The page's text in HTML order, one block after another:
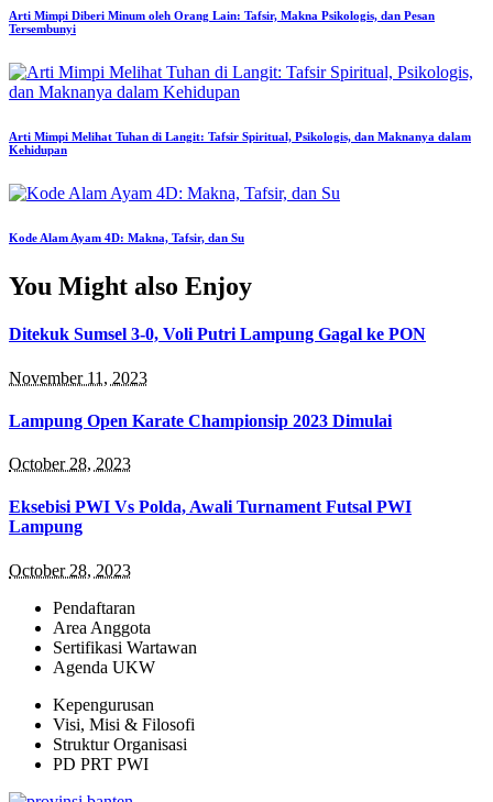
Arti Mimpi Diberi Minum oleh Orang Lain: Tafsir, Makna Psikologis, dan Pesan
Tersembunyi
Arti Mimpi Melihat Tuhan di Langit: Tafsir Spiritual, Psikologis, dan Maknanya dalam
Kehidupan
Kode Alam Ayam 4D: Makna, Tafsir, dan Su
You Might also Enjoy
Ditekuk Sumsel 3-0, Voli Putri Lampung Gagal ke PON
November 11, 2023
Lampung Open Karate Championsip 2023 Dimulai
October 28, 2023
Eksebisi PWI Vs Polda, Awali Turnament Futsal PWI
Lampung
October 28, 2023
Pendaftaran
Area Anggota
Sertifikasi Wartawan
Agenda UKW
Kepengurusan
Visi, Misi & Filosofi
Struktur Organisasi
PD PRT PWI